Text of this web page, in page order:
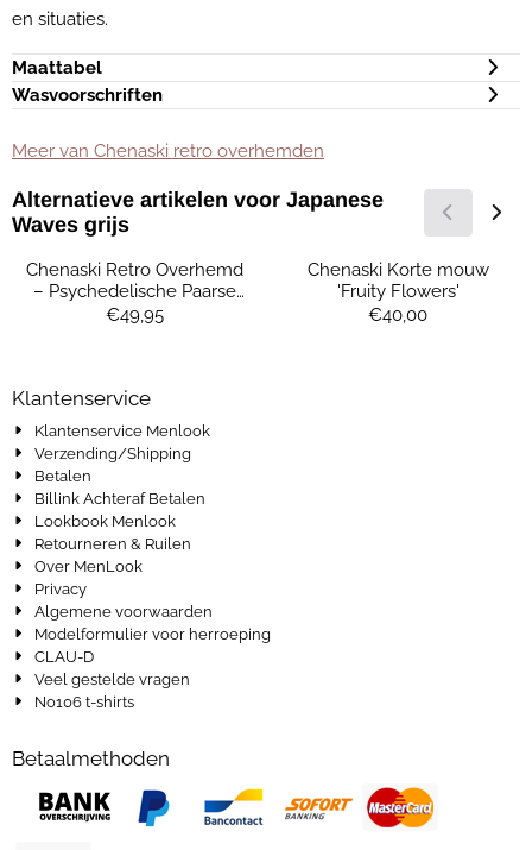
en situaties.
Maattabel
Wasvoorschriften
Meer van Chenaski retro overhemden
Alternatieve artikelen voor Japanese
Waves grijs
Chenaski Retro Overhemd
– Psychedelische Paarse
VierkantenPrijs: 49,95
€49,95
Chenaski Korte mouw
'Fruity Flowers'
Prijs: 40,00
€40,00
Klantenservice
Klantenservice Menlook
Verzending/Shipping
Betalen
Billink Achteraf Betalen
Lookbook Menlook
Retourneren & Ruilen
Over MenLook
Privacy
Algemene voorwaarden
Modelformulier voor herroeping
CLAU-D
Veel gestelde vragen
No106 t-shirts
Betaalmethoden